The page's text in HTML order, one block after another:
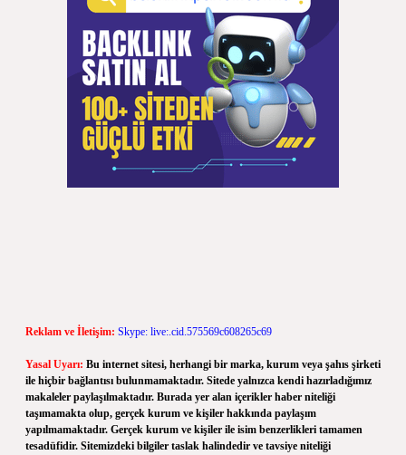
Reklam ve İletişim: Skype: live:.cid.575569c608265c69
Yasal Uyarı: Bu internet sitesi, herhangi bir marka, kurum veya şahıs şirketi
ile hiçbir bağlantısı bulunmamaktadır. Sitede yalnızca kendi hazırladığımız
makaleler paylaşılmaktadır. Burada yer alan içerikler haber niteliği
taşımamakta olup, gerçek kurum ve kişiler hakkında paylaşım
yapılmamaktadır. Gerçek kurum ve kişiler ile isim benzerlikleri tamamen
tesadüfidir. Sitemizdeki bilgiler taslak halindedir ve tavsiye niteliği